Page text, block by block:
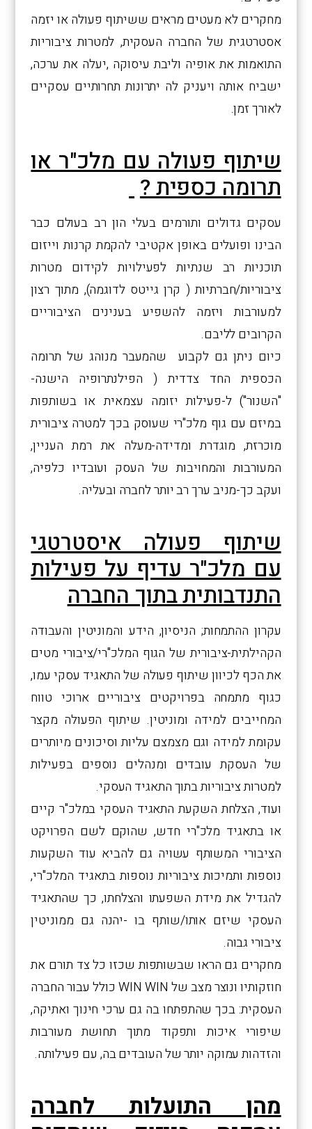
מחקרים לא מעטים מראים ששיתוף פעולה או יזמה
אסטרטגית של החברה העסקית, למטרות ציבוריות
התואמות את אופיה וליבת עיסוקה ,יעלה את ערכה,
ישביח אותה ויעניק לה יתרונות תחרותיים עסקיים
לאורך זמן.
שיתוף פעולה עם מלכ"ר או
תרומה כספית ?
עסקים גדולים ותורמים בעלי הון רב בעולם כבר
הבינו ופועלים באופן אקטיבי להקמת קרנות וייזום
תוכניות רב שנתיות לפעילויות לקידום מטרות
ציבוריות/חברתיות ( קרן גייטס לדוגמה), מתוך רצון
למעורבות ויזמה להשפיע בענינים הציבוריים
הקרובים לליבם.
כיום ניתן גם לקבוע שהמעבר מנוהג של תרומה
הכספית החד צדדית ( הפילנתרופיה הישנה-
"השנור") ל-פעילות יזומה עצמאית או בשותפות
במיזם עם גוף מלכ"רי שעוסק בכך למטרה ציבורית
מוכרזת, מוגדרת ומדידה-מעלה את רמת העניין,
המעורבות והמחויבות של העסק ועובדיו כלפיה,
ועקב כך-מניב ערך רב יותר לחברה ובעליה.
שיתוף פעולה איסטרטגי
עם מלכ"ר עדיף על פעילות
התנדבותית בתוך החברה
עקרון ההתמחות; הניסיון, הידע והמוניטין והעבודה
הקהילתית-ציבורית של הגוף המלכ"רי/ציבורי מטים
את הכף לכיוון שיתוף פעולה של התאגיד עסקי עמו,
כגוף מתמחה בפרויקטים ציבוריים ארוכי טווח
המחייבים למידה ומוניטין. שיתוף הפעולה מקצר
עקומת למידה וגם מצמצם עליות וסיכונים מיותרים
של העסקת עובדים ומנהלים נוספים בפעילות
למטרות ציבוריות בתוך התאגיד העסקי.
ועוד, הצלחת השקעת התאגיד העסקי במלכ"ר קיים
או בתאגיד מלכ"רי חדש, שהוקם לשם הפרויקט
הציבורי המשותף עשויה גם להביא עוד השקעות
נוספות ותמיכות ציבוריות נוספות בתאגיד המלכ"רי,
להגדיל את מידת השפעתו והצלחתו, כך שהתאגיד
העסקי שיזם אותו/שותף בו -יהנה גם ממוניטין
ציבורי גבוה.
מחקרים גם הראו שבשותפות שכזו כל צד תורם את
חוזקותיו ונוצר מצב של WIN WIN כולל עבור החברה
העסקית: בכך שהתפתחו בה גם ערכי חינוך ואתיקה,
שיפורי איכות ותפקוד מתוך תחושת מעורבות
והזדהות עמוקה יותר של העובדים בה, עם פעילותה.
מהן התועלות לחברה